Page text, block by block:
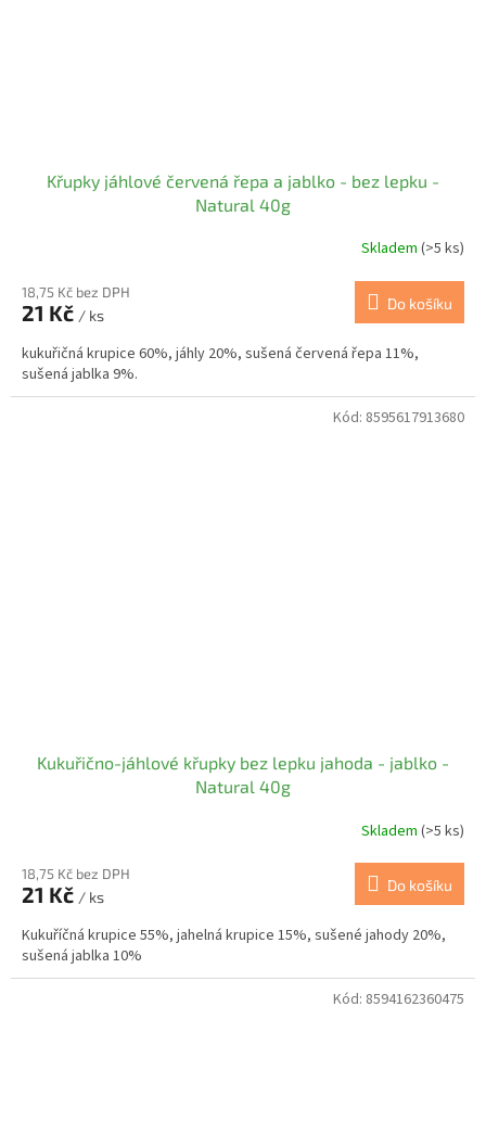
Křupky jáhlové červená řepa a jablko - bez lepku -
Natural 40g
Skladem (>5 ks)
18,75 Kč bez DPH
21 Kč / ks
Do košíku
kukuřičná krupice 60%, jáhly 20%, sušená červená řepa 11%,
sušená jablka 9%.
Kukuřično-jáhlové křupky bez lepku jahoda - jablko -
Natural 40g
Skladem (>5 ks)
18,75 Kč bez DPH
21 Kč / ks
Do košíku
Kukuříčná krupice 55%, jahelná krupice 15%, sušené jahody 20%,
sušená jablka 10%
Kód: 8595617913680
Kód: 8594162360475